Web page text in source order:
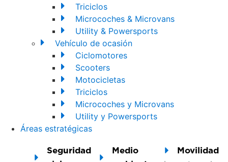
Triciclos
Microcoches & Microvans
Utility & Powersports
Vehículo de ocasión
Ciclomotores
Scooters
Motocicletas
Triciclos
Microcoches y Microvans
Utility y Powersports
Áreas estratégicas
Seguridad
Medio
Movilidad